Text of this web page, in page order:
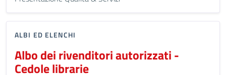
ALBI ED ELENCHI
Albo dei rivenditori autorizzati -
Cedole librarie